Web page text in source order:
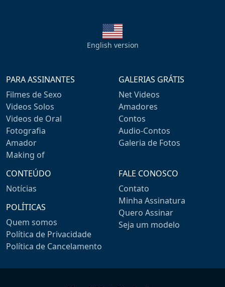
English version
PARA ASSINANTES
Filmes de Sexo
Videos Solos
Videos de Oral
Fotografia
Amador
Making of
GALERIAS GRÁTIS
Net Videos
Amadores
Contos
Audio-Contos
Galeria de Fotos
CONTEÚDO
Notícias
POLÍTICAS
Quem somos
Política de Privacidade
Política de Cancelamento
FALE CONOSCO
Contato
Minha Assinatura
Quero Assinar
Seja um modelo